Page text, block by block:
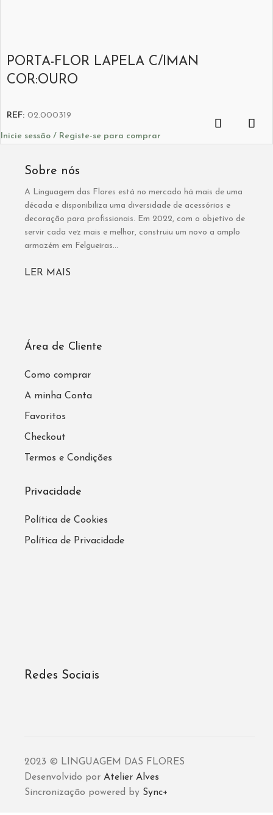
PORTA-FLOR LAPELA C/IMAN
COR:OURO
REF: 02.000319
Inicie sessão / Registe-se para comprar
Sobre nós
A Linguagem das Flores está no mercado há mais de uma
década e disponibiliza uma diversidade de acessórios e
decoração para profissionais. Em 2022, com o objetivo de
servir cada vez mais e melhor, construiu um novo a amplo
armazém em Felgueiras...
LER MAIS
Área de Cliente
Como comprar
A minha Conta
Favoritos
Checkout
Termos e Condições
Privacidade
Política de Cookies
Política de Privacidade
Redes Sociais
2023 © LINGUAGEM DAS FLORES
Desenvolvido por Atelier Alves
Sincronização powered by Sync+